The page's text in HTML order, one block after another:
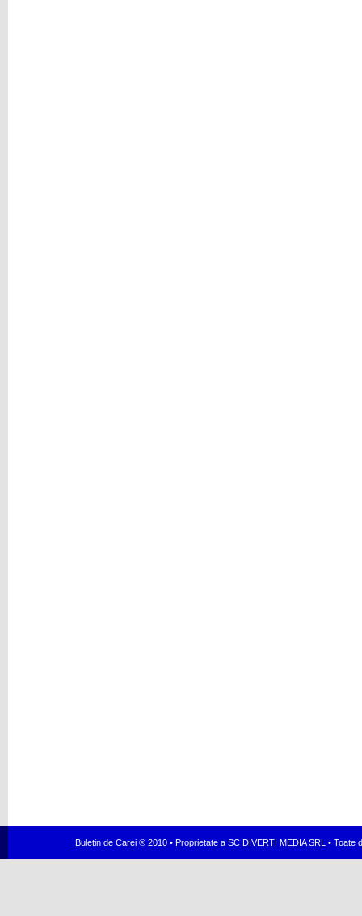
Buletin de Carei ® 2010 • Proprietate a SC DIVERTI MEDIA SRL •